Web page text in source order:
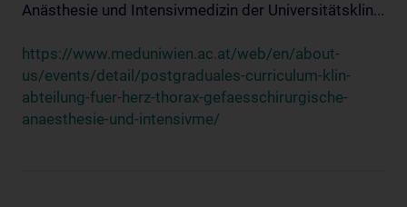
Anästhesie und Intensivmedizin der Universitätsklin...
https://www.meduniwien.ac.at/web/en/about-
us/events/detail/postgraduales-curriculum-klin-
abteilung-fuer-herz-thorax-gefaesschirurgische-
anaesthesie-und-intensivme/